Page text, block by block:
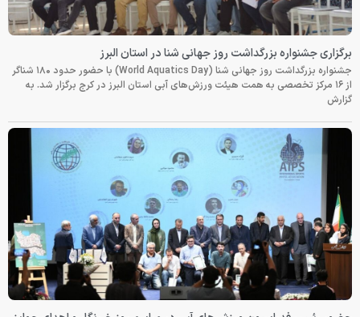
برگزاری جشنواره بزرگداشت روز جهانی شنا در استان البرز
جشنواره بزرگداشت روز جهانی شنا (World Aquatics Day) با حضور حدود ۱۸۰ شناگر
از ۱۶ مرکز تخصصی به همت هیئت ورزش‌های آبی استان البرز در کرج برگزار شد. به
گزارش